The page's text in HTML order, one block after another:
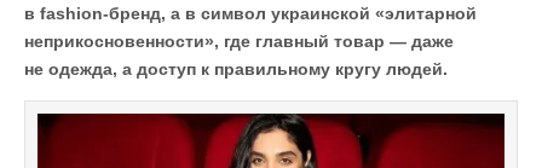
в fashion-бренд, а в символ украинской «элитарной
неприкосновенности», где главный товар — даже
не одежда, а доступ к правильному кругу людей.